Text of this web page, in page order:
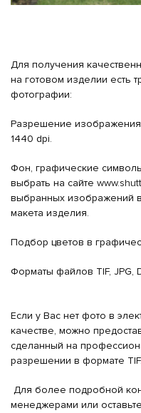
Для получения
на готовом изделии есть
фотографии:
Разрешение
1440 dpi.
Фон, графические
выбрать на сайте
выбранных изображений
макета изделия.
Подбор цветов в
Форматы файлов TIF, JPG,
Если у Вас нет фото в
качестве, можно
сделанный на
разрешении в формате TIF.
Для более подробной
менеджерами или